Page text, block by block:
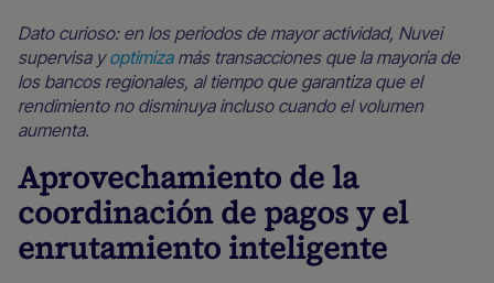
Dato curioso: en los periodos de mayor actividad, Nuvei
supervisa yoptimiza más transacciones que la mayoría de
los bancos regionales, al tiempo que garantiza que el
rendimiento no disminuya incluso cuando el volumen
aumenta.
Aprovechamiento de la
coordinación de pagos y el
enrutamiento inteligente